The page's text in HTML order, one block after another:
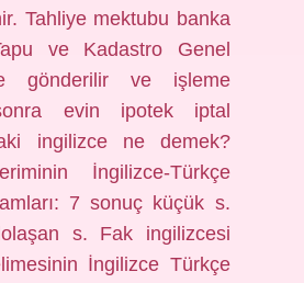
Tahliye mektubu banka
ve Kadastro Genel
gönderilir ve işleme
evin ipotek iptal
ingilizce ne demek?
İngilizce-Türkçe
7 sonuç küçük s.
s. Fak ingilizcesi
İngilizce Türkçe